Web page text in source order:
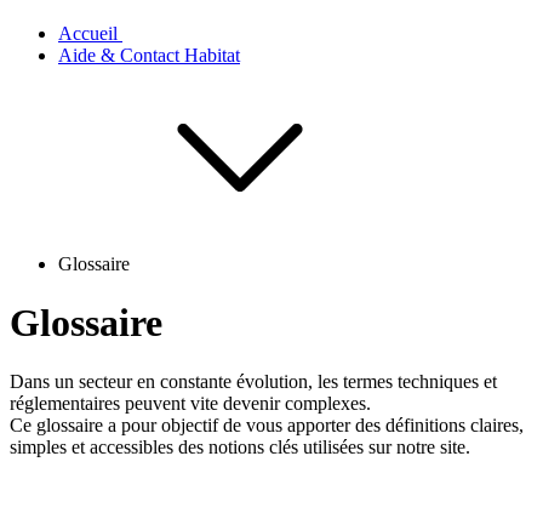
Accueil
Aide & Contact Habitat
Glossaire
Glossaire
Dans un secteur en constante évolution, les termes techniques et
réglementaires peuvent vite devenir complexes.
Ce glossaire a pour objectif de vous apporter des définitions claires,
simples et accessibles des notions clés utilisées sur notre site.